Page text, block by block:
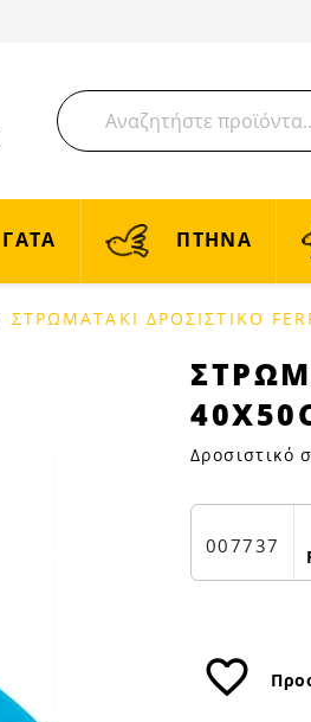
ΓΑΤΑ ΠΤΗΝΑ
ΣΤΡΩΜΑΤΑΚΙ ΔΡΟΣΙΣΤΙΚΟ
Petfan
Δροσιστικό
007737
favorite_border